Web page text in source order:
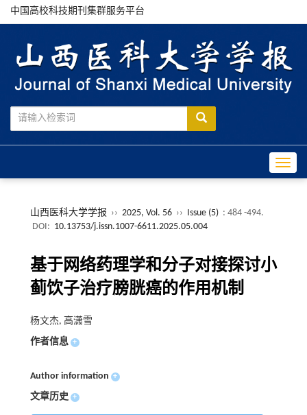
中国高校科技期刊集群服务平台
山西医科大学学报 ›› 2025, Vol. 56 ›› Issue (5) : 484 -494.
DOI: 10.13753/j.issn.1007-6611.2025.05.004
基于网络药理学和分子对接探讨小
蓟饮子治疗膀胱癌的作用机制
杨文杰, 高潇雪
作者信息 +
Author information +
文章历史 +